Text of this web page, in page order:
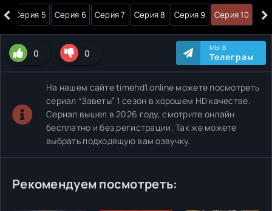
‹ Серия 5 Серия 6 Серия 7 Серия 8 Серия 9 Серия 10 ›
0 0 МЫ В
Телеграм
На нашем сайте timehd1.online можете посмотреть
сериал “Заветы” 1 сезон в хорошем HD качестве.
Сериал вышел в 2026 году, смотрите онлайн
бесплатно и без регистрации. Так же можете
выбрать подходящую вам озвучку.
Рекомендуем посмотреть: